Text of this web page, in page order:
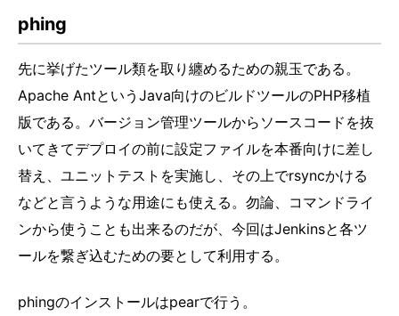
phing
先に挙げたツール類を取り纏めるための親玉である。
Apache AntというJava向けのビルドツールのPHP移植
版である。バージョン管理ツールからソースコードを抜
いてきてデプロイの前に設定ファイルを本番向けに差し
替え、ユニットテストを実施し、その上でrsyncかける
などと言うような用途にも使える。勿論、コマンドライ
ンから使うことも出来るのだが、今回はJenkinsと各ツ
ールを繋ぎ込むための要として利用する。
phingのインストールはpearで行う。